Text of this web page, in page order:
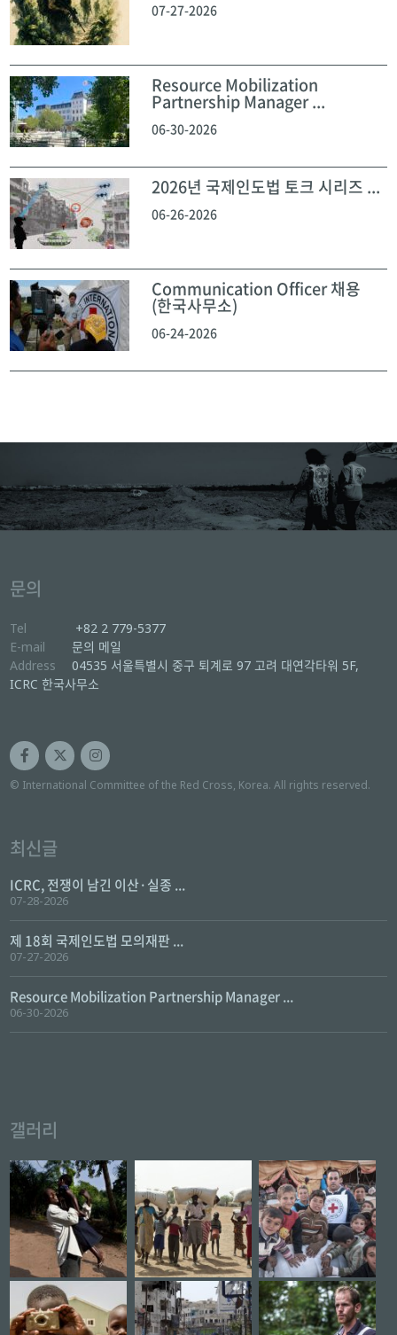
07-27-2026
Resource Mobilization
Partnership Manager ...
06-30-2026
2026년 국제인도법 토크 시리즈 ...
06-26-2026
Communication Officer 채용
(한국사무소)
06-24-2026
문의
Tel
+82 2 779-5377
E-mail
문의 메일
Address
04535 서울특별시 중구 퇴계로 97 고려 대연각타워 5F,
ICRC 한국사무소
© International Committee of the Red Cross, Korea. All rights reserved.
최신글
ICRC, 전쟁이 남긴 이산·실종 ...
07-28-2026
제 18회 국제인도법 모의재판 ...
07-27-2026
Resource Mobilization Partnership Manager ...
06-30-2026
갤러리